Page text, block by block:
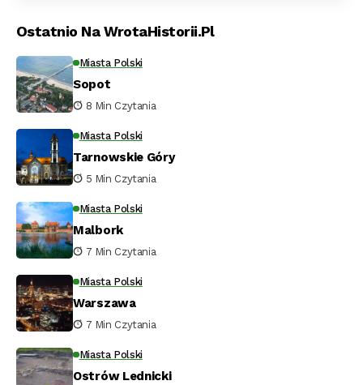
Ostatnio Na WrotaHistorii.pl
Miasta Polski
Sopot
8 Min Czytania
Miasta Polski
Tarnowskie Góry
5 Min Czytania
Miasta Polski
Malbork
7 Min Czytania
Miasta Polski
Warszawa
7 Min Czytania
Miasta Polski
Ostrów Lednicki